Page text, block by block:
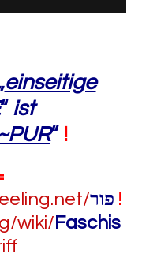
einseitige
“ ist
“ !
פור !
wiki/ Faschis